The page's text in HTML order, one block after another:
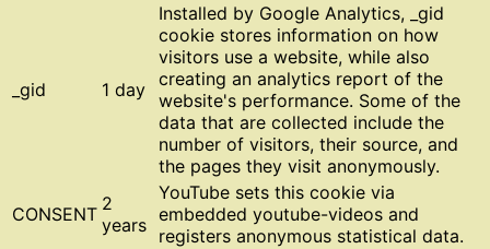
_gid 1 day
Installed by Google Analytics, _gid
cookie stores information on how
visitors use a website, while also
creating an analytics report of the
website's performance. Some of the
data that are collected include the
number of visitors, their source, and
the pages they visit anonymously.
CONSENT 2
years
YouTube sets this cookie via
embedded youtube-videos and
registers anonymous statistical data.